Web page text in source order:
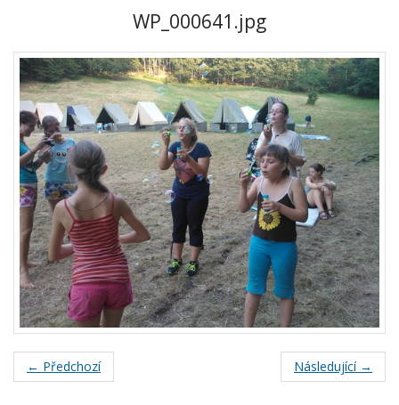
WP_000641.jpg
← Předchozí Následující →